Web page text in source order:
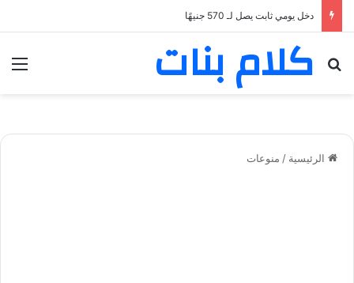
دخل يومي ثابت يصل لـ 570 جنيهًا
كلام بنات
بحث عن
الرئيسية / منوعات